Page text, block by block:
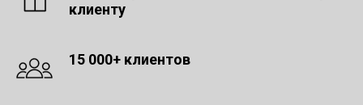
клиенту
15 000+ клиентов